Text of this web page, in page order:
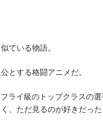
ている物語。
とする格闘アニメだ。
ライ級のトップクラスの選
、ただ見るのが好きだっ
用および開示に同意し